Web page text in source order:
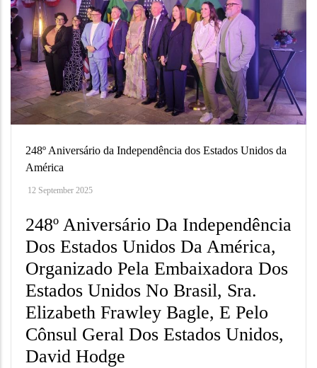
248º Aniversário da Independência dos Estados Unidos da
América
12 September 2025
248º Aniversário Da Independência
Dos Estados Unidos Da América,
Organizado Pela Embaixadora Dos
Estados Unidos No Brasil, Sra.
Elizabeth Frawley Bagle, E Pelo
Cônsul Geral Dos Estados Unidos,
David Hodge